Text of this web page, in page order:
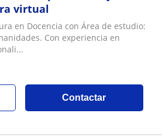
virtual
en Docencia con Área de estudio:
Con experiencia en
Contactar